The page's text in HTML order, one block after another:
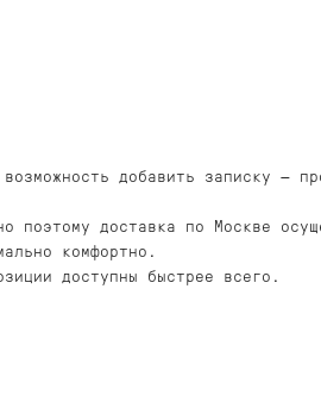
добавить записку —
поэтому доставка по Москве
комфортно.
доступны быстрее всего.